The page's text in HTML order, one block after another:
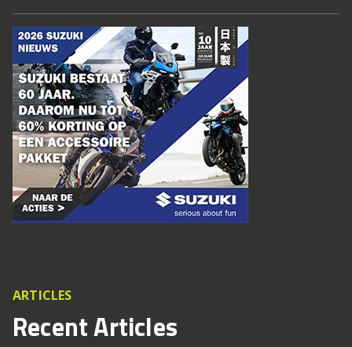
ARTICLES
Recent Articles